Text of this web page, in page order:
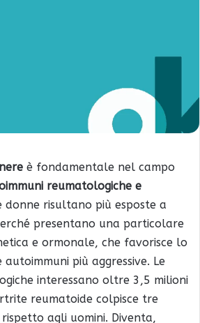
è fondamentale nel campo
reumatologiche e
donne risultano più esposte a
presentano una particolare
e ormonale, che favorisce lo
più aggressive. Le
interessano oltre 3,5 milioni
reumatoide colpisce tre
agli uomini. Diventa,